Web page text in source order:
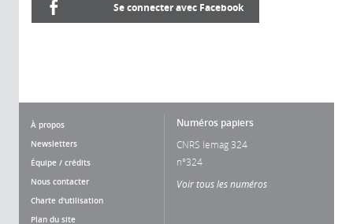
Se connecter avec Facebook
À propos
Newsletters
Équipe / crédits
Nous contacter
Charte d'utilisation
Plan du site
Numéros papiers
CNRS lemag 324
n°324
Voir tous les numéros